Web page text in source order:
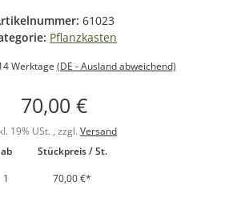
61023
Pflanzkasten
Werktage (DE - Ausland abweichend)
70,00 €
19% USt. , zzgl. Versand
ab
Stückpreis / St.
1
70,00 €*